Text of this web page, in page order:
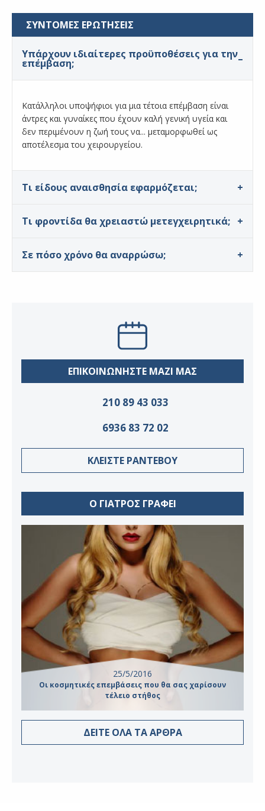
ΣΥΝΤΟΜΕΣ ΕΡΩΤΗΣΕΙΣ
Υπάρχουν ιδιαίτερες προϋποθέσεις για την
επέμβαση;
Κατάλληλοι υποψήφιοι για μια τέτοια επέμβαση είναι
άντρες και γυναίκες που έχουν καλή γενική υγεία και
δεν περιμένουν η ζωή τους να... μεταμορφωθεί ως
αποτέλεσμα του χειρουργείου.
Τι είδους αναισθησία εφαρμόζεται;
Τι φροντίδα θα χρειαστώ μετεγχειρητικά;
Σε πόσο χρόνο θα αναρρώσω;
ΕΠΙΚΟΙΝΩΝΗΣΤΕ ΜΑΖΙ ΜΑΣ
210 89 43 033
6936 83 72 02
ΚΛΕΙΣΤΕ ΡΑΝΤΕΒΟΥ
Ο ΓΙΑΤΡΟΣ ΓΡΑΦΕΙ
25/5/2016
Οι κοσμητικές επεμβάσεις που θα σας χαρίσουν
τέλειο στήθος
ΔΕΙΤΕ ΟΛΑ ΤΑ ΑΡΘΡΑ